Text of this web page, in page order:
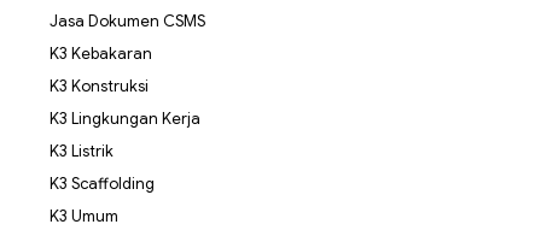
Jasa Dokumen CSMS
K3 Kebakaran
K3 Konstruksi
K3 Lingkungan Kerja
K3 Listrik
K3 Scaffolding
K3 Umum